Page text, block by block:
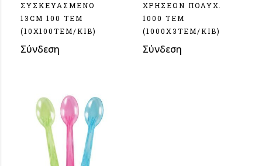
ΣΥΣΚΕΥΑΣΜΕΝΟ
13CM 100 ΤΕΜ
(10Χ100ΤΕΜ/ΚΙΒ)
Σύνδεση
ΧΡΗΣΕΩΝ ΠΟΛΥΧ.
1000 ΤΕΜ
(1000X3TEM/KIB)
Σύνδεση